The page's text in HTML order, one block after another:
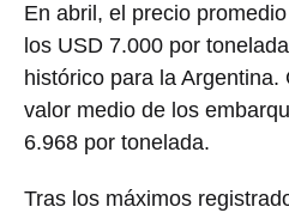
En abril, el precio
los USD 7.000 por
histórico para la Argentina.
valor medio de los
6.968 por tonelada.
Tras los máximos